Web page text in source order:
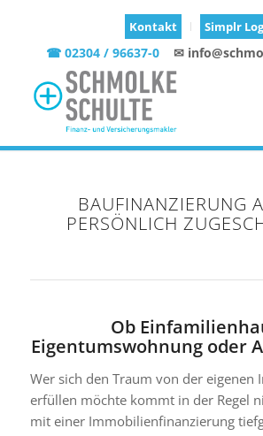
Kontakt Simplr
☎ 02304 / 96637-0 ✉
BAUFINANZIERUNG
PERSÖNLICH
Ob
Eigentumswohnung oder
Wer sich den Traum von der eigenen
erfüllen möchte kommt in der Regel
mit einer Immobilienfinanzierung